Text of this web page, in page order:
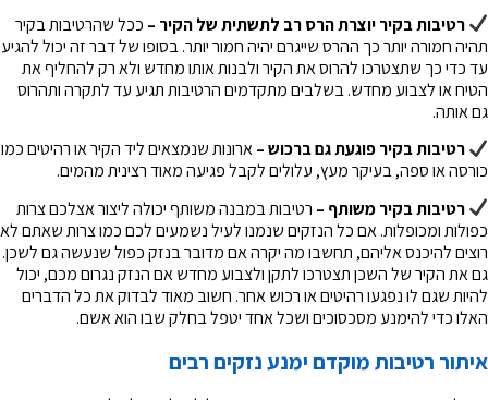
רטיבות בקיר יוצרת הרס רב לתשתית של הקיר – ככל שהרטיבות בקיר
תהיה חמורה יותר כך ההרס שייגרם יהיה חמור יותר. בסופו של דבר זה יכול להגיע
עד כדי כך שתצטרכו להרוס את הקיר ולבנות אותו מחדש ולא רק להחליף את
הטיח או לצבוע מחדש. בשלבים מתקדמים הרטיבות תגיע עד לתקרה ותהרוס
גם אותה.
רטיבות בקיר פוגעת גם ברכוש –ארונות שנמצאים ליד הקיר או רהיטים כמו
כורסה או ספה, בעיקר מעץ, עלולים לקבל פגיעה מאוד רצינית מהמים.
רטיבות בקיר משותף – רטיבות במבנה משותף יכולה ליצור אצלכם צרות
כפולות ומכופלות. אם כל הנזקים שנמנו לעיל נשמעים לכם כמו צרות שאתם לא
רוצים להיכנס אליהם, תחשבו מה יקרה אם מדובר בנזק כפול שנעשה גם לשכן.
גם את הקיר של השכן תצטרכו לתקן ולצבוע מחדש אם הנזק נגרום מכם, יכול
להיות שגם לו נפגעו רהיטים או רכוש אחר. חשוב מאוד לבדוק את כל הדברים
האלו כדי להימנע מסכסוכים ושכל אחד יטפל בחלק שבו הוא אשם.
איתור רטיבות מוקדם ימנע נזקים רבים